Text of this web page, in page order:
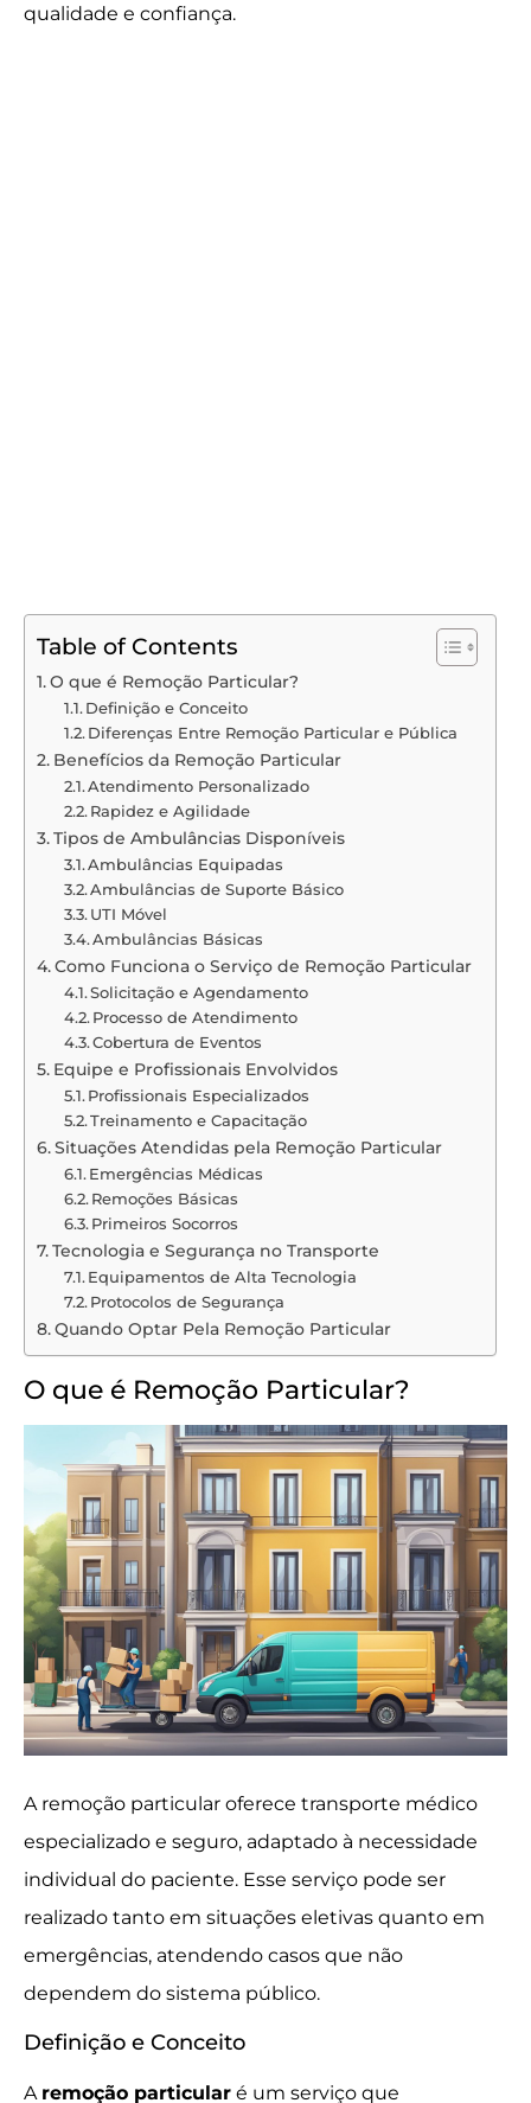
qualidade e confiança.
Table of Contents
O que é Remoção Particular?
Definição e Conceito
Diferenças Entre Remoção Particular e Pública
Benefícios da Remoção Particular
Atendimento Personalizado
Rapidez e Agilidade
Tipos de Ambulâncias Disponíveis
Ambulâncias Equipadas
Ambulâncias de Suporte Básico
UTI Móvel
Ambulâncias Básicas
Como Funciona o Serviço de Remoção Particular
Solicitação e Agendamento
Processo de Atendimento
Cobertura de Eventos
Equipe e Profissionais Envolvidos
Profissionais Especializados
Treinamento e Capacitação
Situações Atendidas pela Remoção Particular
Emergências Médicas
Remoções Básicas
Primeiros Socorros
Tecnologia e Segurança no Transporte
Equipamentos de Alta Tecnologia
Protocolos de Segurança
Quando Optar Pela Remoção Particular
O que é Remoção Particular?
A remoção particular oferece transporte médico
especializado e seguro, adaptado à necessidade
individual do paciente. Esse serviço pode ser
realizado tanto em situações eletivas quanto em
emergências, atendendo casos que não
dependem do sistema público.
Definição e Conceito
A remoção particular é um serviço que